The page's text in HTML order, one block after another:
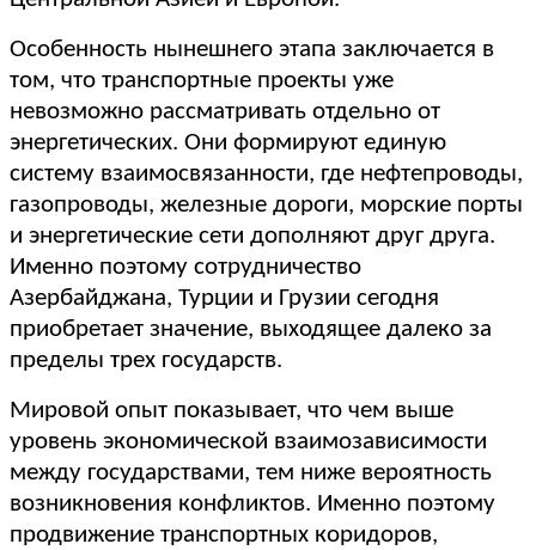
Особенность нынешнего этапа заключается в
том, что транспортные проекты уже
невозможно рассматривать отдельно от
энергетических. Они формируют единую
систему взаимосвязанности, где нефтепроводы,
газопроводы, железные дороги, морские порты
и энергетические сети дополняют друг друга.
Именно поэтому сотрудничество
Азербайджана, Турции и Грузии сегодня
приобретает значение, выходящее далеко за
пределы трех государств.
Мировой опыт показывает, что чем выше
уровень экономической взаимозависимости
между государствами, тем ниже вероятность
возникновения конфликтов. Именно поэтому
продвижение транспортных коридоров,